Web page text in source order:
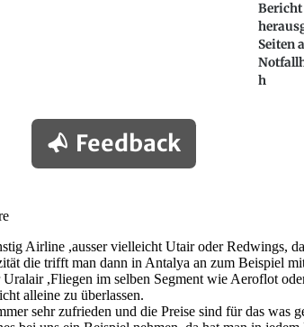
Bericht
Seiten
h
Feedback